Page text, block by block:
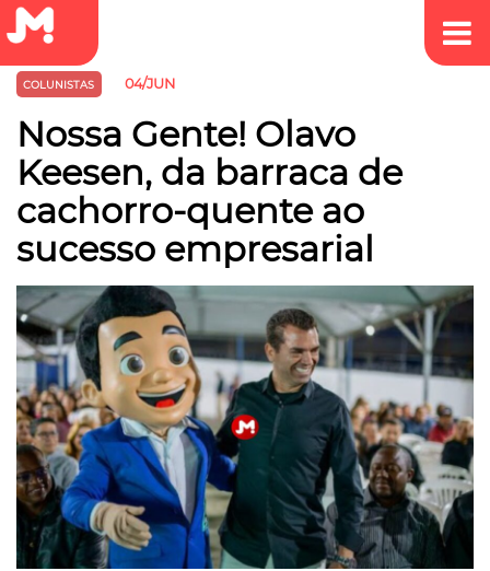
COLUNISTAS 04/JUN
Nossa Gente! Olavo
Keesen, da barraca de
cachorro-quente ao
sucesso empresarial